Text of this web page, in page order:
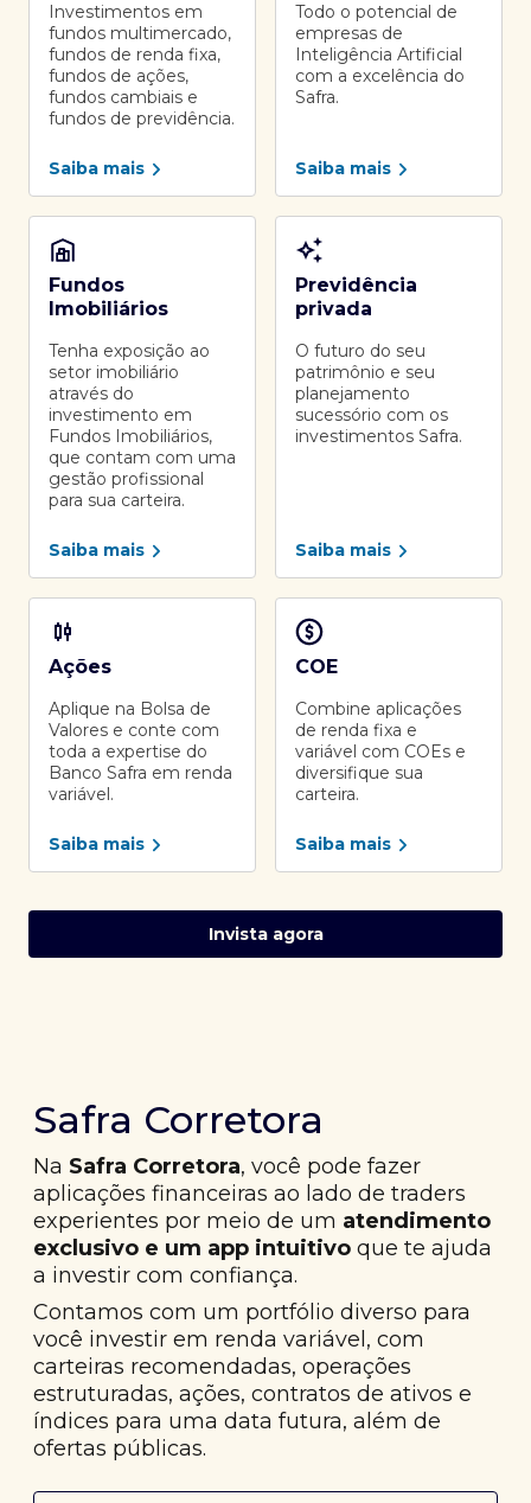
Investimentos em
fundos multimercado,
fundos de renda fixa,
fundos de ações,
fundos cambiais e
fundos de previdência.
Saiba mais
Todo o potencial de
empresas de
Inteligência Artificial
com a excelência do
Safra.
Saiba mais
Fundos
Imobiliários
Tenha exposição ao
setor imobiliário
através do
investimento em
Fundos Imobiliários,
que contam com uma
gestão profissional
para sua carteira.
Saiba mais
Previdência
privada
O futuro do seu
patrimônio e seu
planejamento
sucessório com os
investimentos Safra.
Saiba mais
Ações
Aplique na Bolsa de
Valores e conte com
toda a expertise do
Banco Safra em renda
variável.
Saiba mais
COE
Combine aplicações
de renda fixa e
variável com COEs e
diversifique sua
carteira.
Saiba mais
Invista agora
Safra Corretora
Na Safra Corretora, você pode fazer
aplicações financeiras ao lado de traders
experientes por meio de um atendimento
exclusivo e um app intuitivo que te ajuda
a investir com confiança.
Contamos com um portfólio diverso para
você investir em renda variável, com
carteiras recomendadas, operações
estruturadas, ações, contratos de ativos e
índices para uma data futura, além de
ofertas públicas.